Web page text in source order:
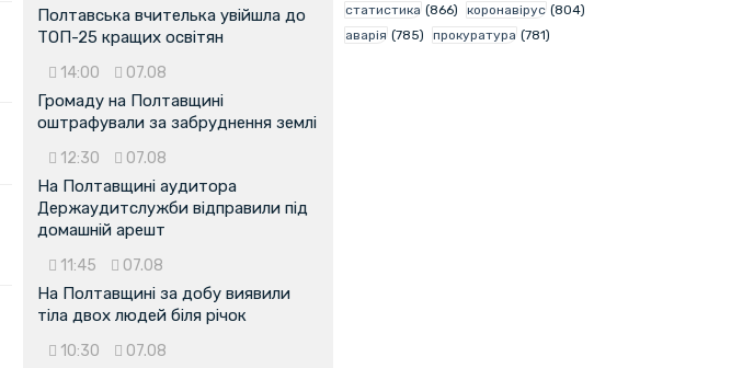
Полтавська вчителька увійшла до
ТОП-25 кращих освітян
14:00 07.08
Громаду на Полтавщині
оштрафували за забруднення землі
12:30 07.08
На Полтавщині аудитора
Держаудитслужби відправили під
домашній арешт
11:45 07.08
На Полтавщині за добу виявили
тіла двох людей біля річок
10:30 07.08
статистика (866) коронавірус (804)
аварія (785) прокуратура (781)